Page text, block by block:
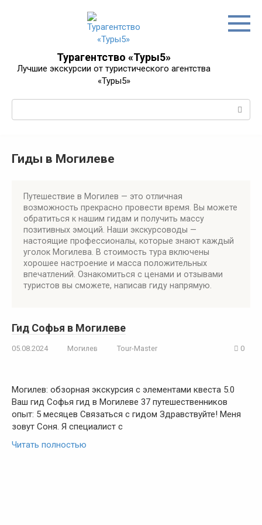
Турагентство «Туры5»
Лучшие экскурсии от туристического агентства
«Туры5»
Гиды в Могилеве
Путешествие в Могилев — это отличная
возможность прекрасно провести время. Вы можете
обратиться к нашим гидам и получить массу
позитивных эмоций. Наши экскурсоводы —
настоящие профессионалы, которые знают каждый
уголок Могилева. В стоимость тура включены
хорошее настроение и масса положительных
впечатлений. Ознакомиться с ценами и отзывами
туристов вы сможете, написав гиду напрямую.
Гид Софья в Могилеве
05.08.2024 Могилев Tour-Master 0
Могилев: обзорная экскурсия с элементами квеста 5.0
Ваш гид Софья гид в Могилеве 37 путешественников
опыт: 5 месяцев Связаться с гидом Здравствуйте! Меня
зовут Соня. Я специалист с
Читать полностью